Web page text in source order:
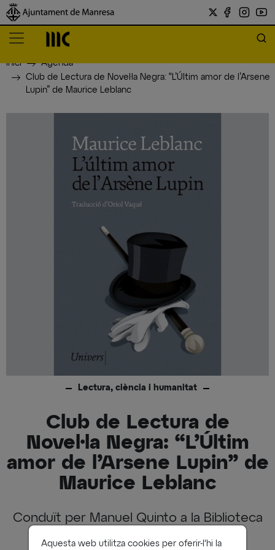
Aquesta web utilitza cookies per oferir-l'hi la
Inici
Agenda
Club de Lectura de Novel·la Negra: “L’Últim amor de l’Arsene
Lupin” de Maurice Leblanc
Lectura, ciència i humanitat
Club de Lectura de
Novel·la Negra: “L’Últim
amor de l’Arsene Lupin” de
Maurice Leblanc
Conduït per Manuel Quinto a la Biblioteca
del Casino